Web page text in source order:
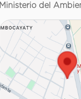
Ministerio del